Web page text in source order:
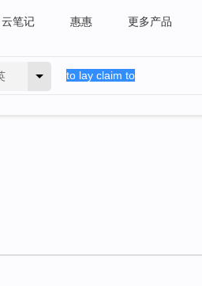
云笔记 惠惠 更多产品